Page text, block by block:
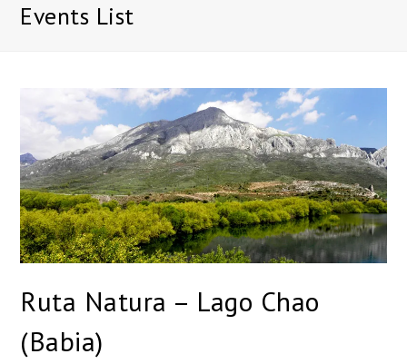
Events List
Ruta Natura – Lago Chao
(Babia)